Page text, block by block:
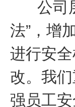
公司层
法”，增
进行安
改。我
强员工